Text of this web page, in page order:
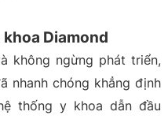
Diamond
không ngừng phát triển,
nhanh chóng khẳng định
thống y khoa dẫn đầu